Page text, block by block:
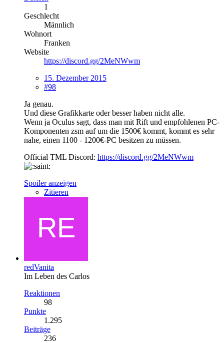
1
Geschlecht
Männlich
Wohnort
Franken
Website
https://discord.gg/2MeNWwm
15. Dezember 2015
#98
Ja genau.
Und diese Grafikkarte oder besser haben nicht alle.
Wenn ja Oculus sagt, dass man mit Rift und empfohlenen PC-
Komponenten zsm auf um die 1500€ kommt, kommt es sehr
nahe, einen 1100 - 1200€-PC besitzen zu müssen.
Official TML Discord: https://discord.gg/2MeNWwm
Spoiler anzeigen
Zitieren
redVanita
Im Leben des Carlos
Reaktionen
98
Punkte
1.295
Beiträge
236